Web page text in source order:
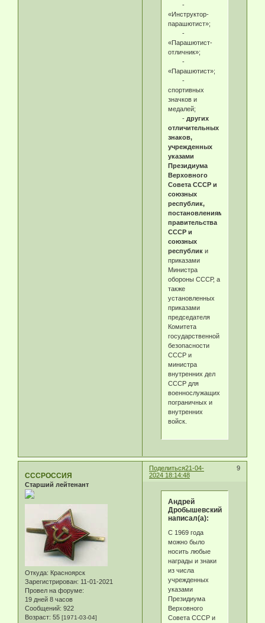
-
«Инструктор-
парашютист»;
-
«Парашютист-
отличник»;
-
«Парашютист»;
-
спортивных
значков и
медалей;
- других
отличительных
знаков,
учрежденных
указами
Президиума
Верховного
Совета СССР и
союзных
республик,
постановлениями
правительства
СССР и
союзных
республики
приказами
Министра
обороны СССР, а
также
установленных
приказами
председателя
Комитета
государственной
безопасности
СССР и
министра
внутренних дел
СССР для
военнослужащих
пограничных и
внутренних
войск.
Поделиться 9
21-04-
2024 18:14:48
СССРОССИЯ
Старший лейтенант
Откуда: Красноярск
Зарегистрирован: 11-01-2021
Провел на форуме:
19 дней 8 часов
Сообщений: 922
Возраст: 55 [1971-03-04]
Андрей
Дробышевский
написал(а):
С 1969 года
можно было
носить любые
награды и знаки
из числа
учрежденных
указами
Президиума
Верховного
Совета СССР и